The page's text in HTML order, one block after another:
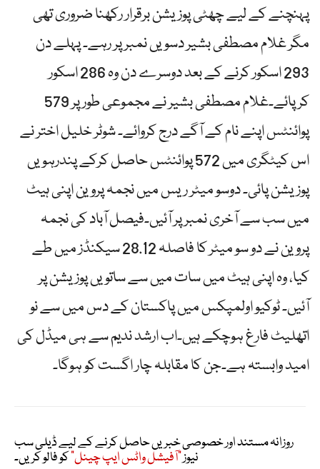
پہنچنے کے لیے چھٹی پوزیشن برقرار رکھنا ضروری تھی
مگر غلام مصطفی بشیر دسویں نمبر پر رہے۔ پہلے دن
293 اسکور کرنے کے بعد دوسرے دن وہ 286 اسکور
کرپائے۔غلام مصطفی بشیر نے مجموعی طور پر 579
پوائنٹس اپنے نام کے آگے درج کروائے۔ شوٹر خلیل اختر نے
اس کیٹگری میں 572 پوائنٹس حاصل کرکے پندرہویں
پوزیشن پائی۔ دوسو میٹر ریس میں نجمہ پروین اپنی ہیٹ
میں سب سے آخری نمبر پر آئیں۔فیصل آباد کی نجمہ
پروین نے دو سو میٹر کا فاصلہ 28.12 سیکنڈز میں طے
کیا، وہ اپنی ہیٹ میں سات میں سے ساتویں پوزیشن پر
آئیں۔ ٹوکیو اولمپکس میں پاکستان کے دس میں سے نو
اتھلیٹ فارغ ہوچکے ہیں۔اب ارشد ندیم سے ہی میڈل کی
امید وابستہ ہے۔جن کا مقابلہ چار اگست کو ہوگا۔
روزانہ مستند اور خصوصی خبریں حاصل کرنے کے لیے ڈیلی سب
نیوز"آفیشل واٹس ایپ چینل"کو فالو کریں۔